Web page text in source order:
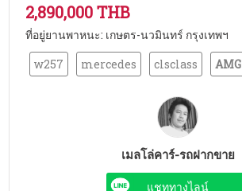
2,890,000 THB
ที่อยู่ยานพาหนะ: เกษตร-นวมินทร์ กรุงเทพฯ
w257
mercedes clsclass AMG
เมลโล่คาร์-รถฝากขาย
แชททางไลน์